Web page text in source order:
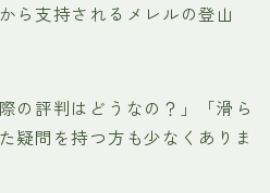
ら支持されるメレルの登山
の評判はどうなの？」「滑ら
疑問を持つ方も少なくありま